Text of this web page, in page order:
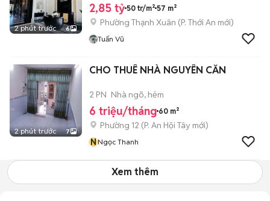
2 phút trước 6
2,85 tỷ 50 tr/m² 57 m²
Phường Thạnh Xuân (P. Thới An mới)
Tuấn Vũ
2 phút trước 7
CHO THUÊ NHÀ NGUYÊN CĂN
2 PN Nhà ngõ, hẻm
6 triệu/tháng 60 m²
Phường 12 (P. An Hội Tây mới)
NNgọc Thanh
Xem thêm